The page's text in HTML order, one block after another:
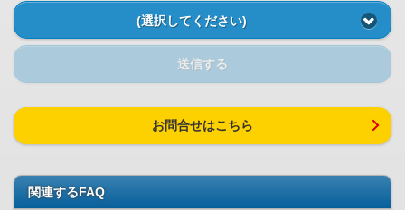
(選択してください)
送信する
お問合せはこちら
関連するFAQ